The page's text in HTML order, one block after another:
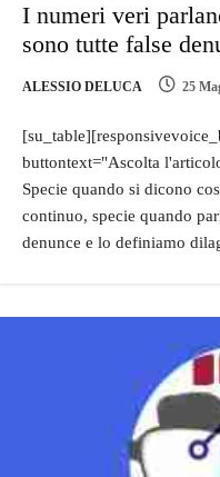
I numeri veri
sono tutte false
ALESSIO DELUCA 25
buttontext="Ascolta
Specie quando si dicono
continuo, specie quando
denunce e lo definiamo